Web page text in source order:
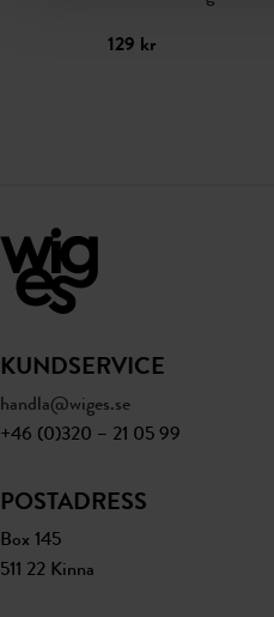
129 kr
KUNDSERVICE
handla@wiges.se
+46 (0)320 – 21 05 99
POSTADRESS
Box 145
511 22 Kinna